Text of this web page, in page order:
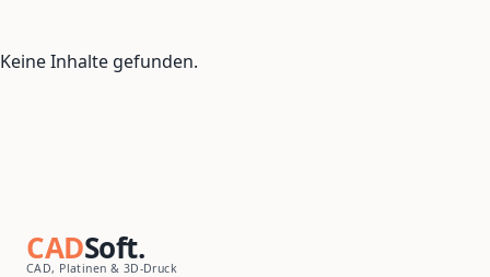
Keine Inhalte gefunden.
CADSoft.
CAD, Platinen & 3D-Druck